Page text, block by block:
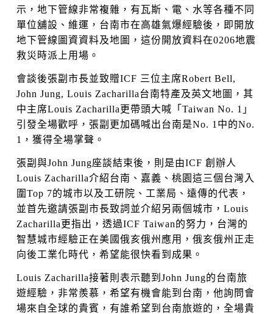
示，地下管線非常複雜，有瓦斯、電、水等各種不同
單位舖設、維運，台南市在高雄氣爆經驗後，即開放
地下管線圖資資料及地圖，這份開放資料在0206地震
救災時派上用場。
會談後張副市長並致贈ICF 三位主席Robert Bell,
John Jung, Louis Zacharilla台南特產及英文地圖，其
中主席Louis Zacharilla更帶頭大喊「Taiwan No. 1」
引發全場歡呼，張副更加碼喊出台南是No. 1中的No.
1，獲得全場掌聲。
張副與John Jung座談結束後，則是由ICF 創辦人
Louis Zacharilla介紹台南、嘉義、桃園這三個台灣入
圍Top 7的城市以及工研院、工業局、遠傳的代表，
並首先邀請張副市長致詞並介紹另兩個城市，Louis
Zacharilla更指出，透過ICF Taiwan的努力，台灣的
智慧城市經驗正在美國俄亥俄州應用，俄亥俄州正走
向後工業化時代，希望能很快看到成果。
Louis Zacharilla接著則表示聽到John Jung的台南旅
遊經驗，非常羨慕，希望有機會能到台南，他詢問會
場來自全球的貴賓，有誰希望到台南旅遊的，全場貴